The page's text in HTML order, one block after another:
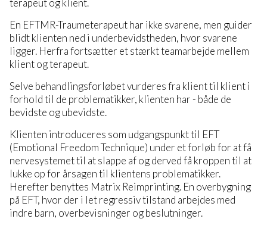
terapeut og klient.
En EFTMR-Traumeterapeut har ikke svarene, men guider
blidt klienten ned i underbevidstheden, hvor svarene
ligger. Herfra fortsætter et stærkt teamarbejde mellem
klient og terapeut.
Selve behandlingsforløbet vurderes fra klient til klient i
forhold til de problematikker, klienten har - både de
bevidste og ubevidste.
Klienten introduceres som udgangspunkt til EFT
(Emotional Freedom Technique) under et forløb for at få
nervesystemet til at slappe af og derved få kroppen til at
lukke op for årsagen til klientens problematikker.
Herefter benyttes Matrix Reimprinting. En overbygning
på EFT, hvor der i let regressiv tilstand arbejdes med
indre barn, overbevisninger og beslutninger.